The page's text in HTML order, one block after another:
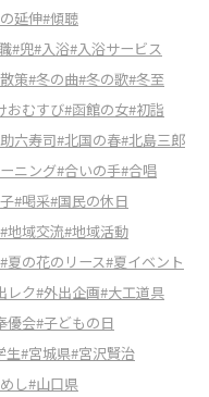
延伸#傾聴
#兜#入浴#入浴サービス
策#冬の曲#冬の歌#冬至
おむすび#函館の女#初詣
六寿司#北国の春#北島三郎
ニング#合いの手#合唱
#喝采#国民の休日
#地域交流#地域活動
#夏の花のリース#夏イベント
レク#外出企画#大工道具
優会#子どもの日
生#宮城県#宮沢賢治
し#山口県